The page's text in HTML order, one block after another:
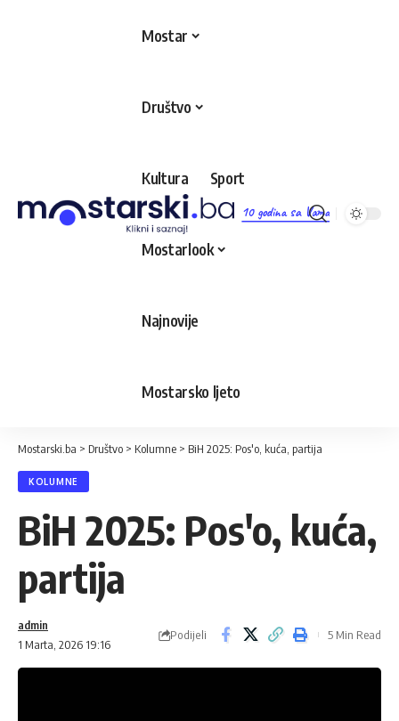
10 godina sa Vama
Mostar
Društvo
Kultura Sport
Mostarlook
Najnovije
Mostarsko ljeto
Mostarski.ba > Društvo > Kolumne > BiH 2025: Pos'o, kuća, partija
KOLUMNE
BiH 2025: Pos'o, kuća,
partija
1 Marta, 2026 19:16
admin
Podijeli 5 Min Read